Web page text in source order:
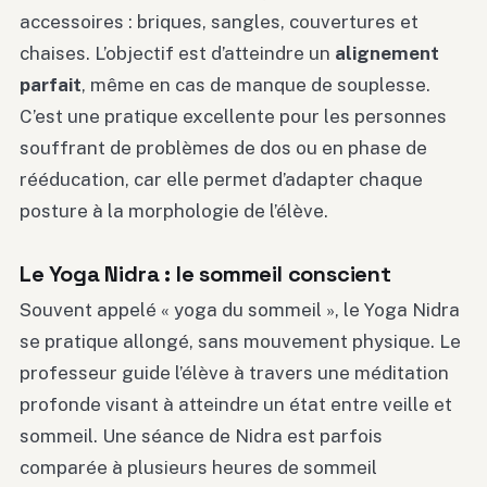
accessoires : briques, sangles, couvertures et
chaises. L’objectif est d’atteindre un alignement
parfait, même en cas de manque de souplesse.
C’est une pratique excellente pour les personnes
souffrant de problèmes de dos ou en phase de
rééducation, car elle permet d’adapter chaque
posture à la morphologie de l’élève.
Le Yoga Nidra : le sommeil conscient
Souvent appelé « yoga du sommeil », le Yoga Nidra
se pratique allongé, sans mouvement physique. Le
professeur guide l’élève à travers une méditation
profonde visant à atteindre un état entre veille et
sommeil. Une séance de Nidra est parfois
comparée à plusieurs heures de sommeil